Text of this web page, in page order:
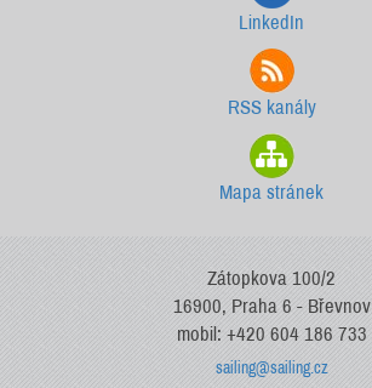
LinkedIn
RSS kanály
Mapa stránek
Zátopkova 100/2
16900, Praha 6 - Břevnov
mobil: +420 604 186 733
sailing@sailing.cz